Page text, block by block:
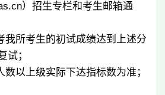
）招生专栏和考生邮箱通
我所考生的初试成绩达到上述分
试；
数以上级实际下达指标数为准；